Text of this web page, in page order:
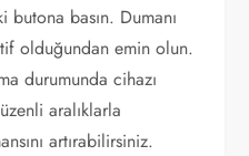
basın. Dumanı
olduğundan emin olun.
durumunda cihazı
aralıklarla
artırabilirsiniz.